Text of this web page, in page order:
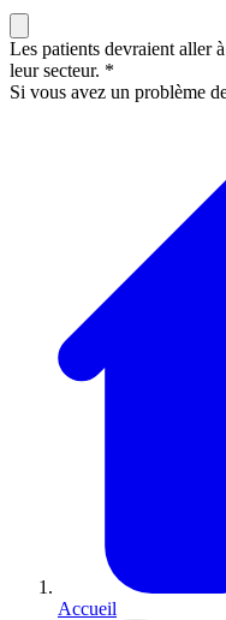
Les patients devraient aller
leur secteur. *
Si vous avez un problème
Accueil